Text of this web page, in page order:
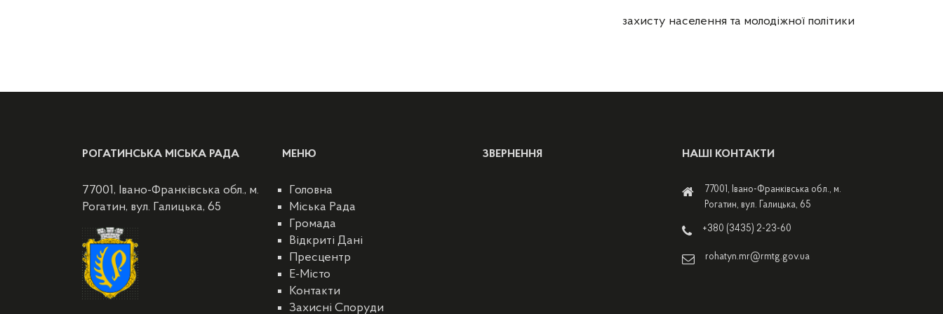
захисту населення та молодіжної політики
РОГАТИНСЬКА МІСЬКА РАДА
77001, Івано-Франківська обл., м.
Рогатин, вул. Галицька, 65
МЕНЮ
Головна
Міська Рада
Громада
Відкриті Дані
Пресцентр
E-Місто
Контакти
Захисні Споруди
ЗВЕРНЕННЯ НАШІ КОНТАКТИ
77001, Івано-Франківська обл., м.
Рогатин, вул. Галицька, 65
+380 (3435) 2-23-60
rohatyn.mr@rmtg.gov.ua